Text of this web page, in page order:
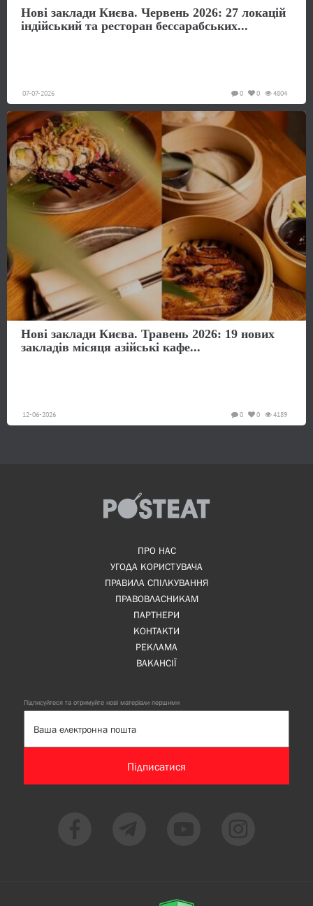
Нові заклади Києва. Червень 2026: 27 локацій
індійський та ресторан бессарабських...
07-07-2026 4804
0
0
Нові заклади Києва. Травень 2026: 19 нових
закладів місяця азійські кафе...
12-06-2026 4189
0
0
ПРО НАС
УГОДА КОРИСТУВАЧА
ПРАВИЛА СПІЛКУВАННЯ
ПРАВОВЛАСНИКАМ
ПАРТНЕРИ
КОНТАКТИ
РЕКЛАМА
ВАКАНСІЇ
Підписуйтеся та отримуйте нові матеріали першими
Підписатися